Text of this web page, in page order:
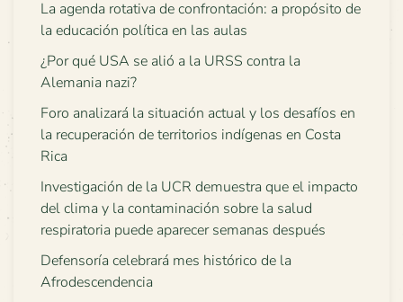
La agenda rotativa de confrontación: a propósito de
la educación política en las aulas
¿Por qué USA se alió a la URSS contra la
Alemania nazi?
Foro analizará la situación actual y los desafíos en
la recuperación de territorios indígenas en Costa
Rica
Investigación de la UCR demuestra que el impacto
del clima y la contaminación sobre la salud
respiratoria puede aparecer semanas después
Defensoría celebrará mes histórico de la
Afrodescendencia